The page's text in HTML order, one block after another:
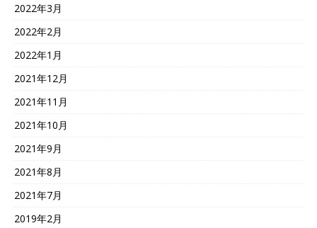
2022年3月
2022年2月
2022年1月
2021年12月
2021年11月
2021年10月
2021年9月
2021年8月
2021年7月
2019年2月